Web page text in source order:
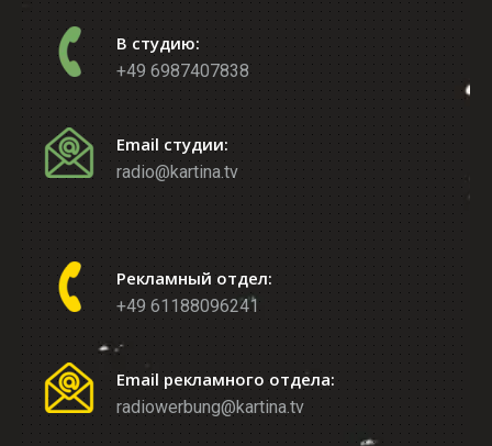
В студию:
+49 6987407838
Email студии:
radio@kartina.tv
Рекламный отдел:
+49 61188096241
Email рекламного отдела:
radiowerbung@kartina.tv